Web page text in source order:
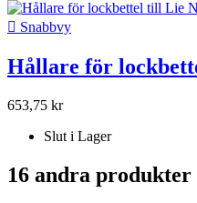
 Snabbvy
Hållare för
653,75 kr
Slut i Lager
16 andra